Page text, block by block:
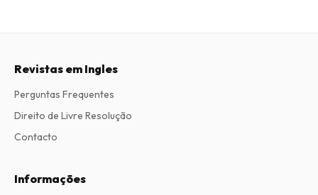
Revistas em Ingles
Perguntas Frequentes
Direito de Livre Resolução
Contacto
Informações